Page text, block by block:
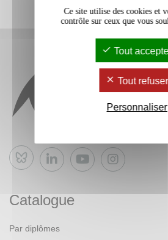
Bluesky
Catalogue
Par diplômes
Ce site utilise des cookies et
contrôle sur ceux que vous
Tout
Tout refuser
Personnaliser